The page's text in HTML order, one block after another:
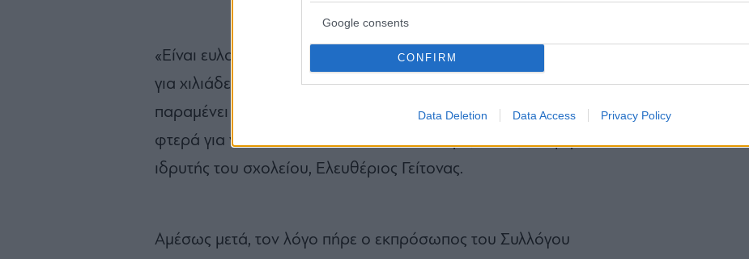
Google consents
CONFIRM
Data Deletion Data Access Privacy Policy
«Είναι ευλογία να βλέπει κανείς ένα όνειρο να γίνεται κοινός τόπος
για χιλιάδες οικογένειες. Να εξελίσσεται, να μεγαλώνει και να
παραμένει πιστό στην αρχική του αποστολή: να δίνει στα παιδιά τα
φτερά για να ανοίξουν τους δικούς τους ορίζοντες», ανέφερε ο
ιδρυτής του σχολείου, Ελευθέριος Γείτονας.
Αμέσως μετά, τον λόγο πήρε ο εκπρόσωπος του Συλλόγου